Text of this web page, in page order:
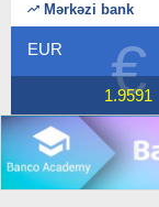
Mərkəzi bank
€
EUR
1.9591